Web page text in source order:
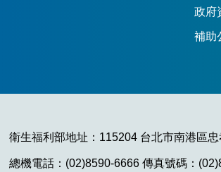
政府
補助
衛生福利部地址：115204 台北市南港區
總機電話：(02)8590-6666 傳真號碼：